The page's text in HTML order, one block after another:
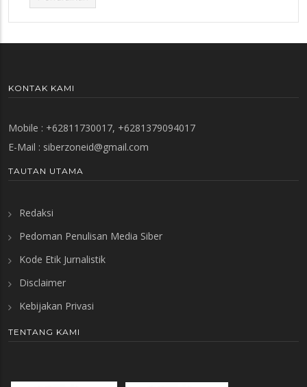
KONTAK KAMI
Mobile : +62811730017, +6281379094017
E-Mail : siberzoneid@gmail.com
TAUTAN UTAMA
Redaksi
Pedoman Penulisan Media Siber
Kode Etik Jurnalistik
Disclaimer
Kebijakan Privasi
TENTANG KAMI